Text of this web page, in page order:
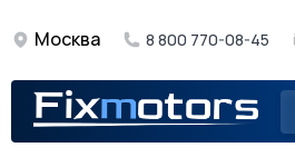
Москва 8 800 770-08-45